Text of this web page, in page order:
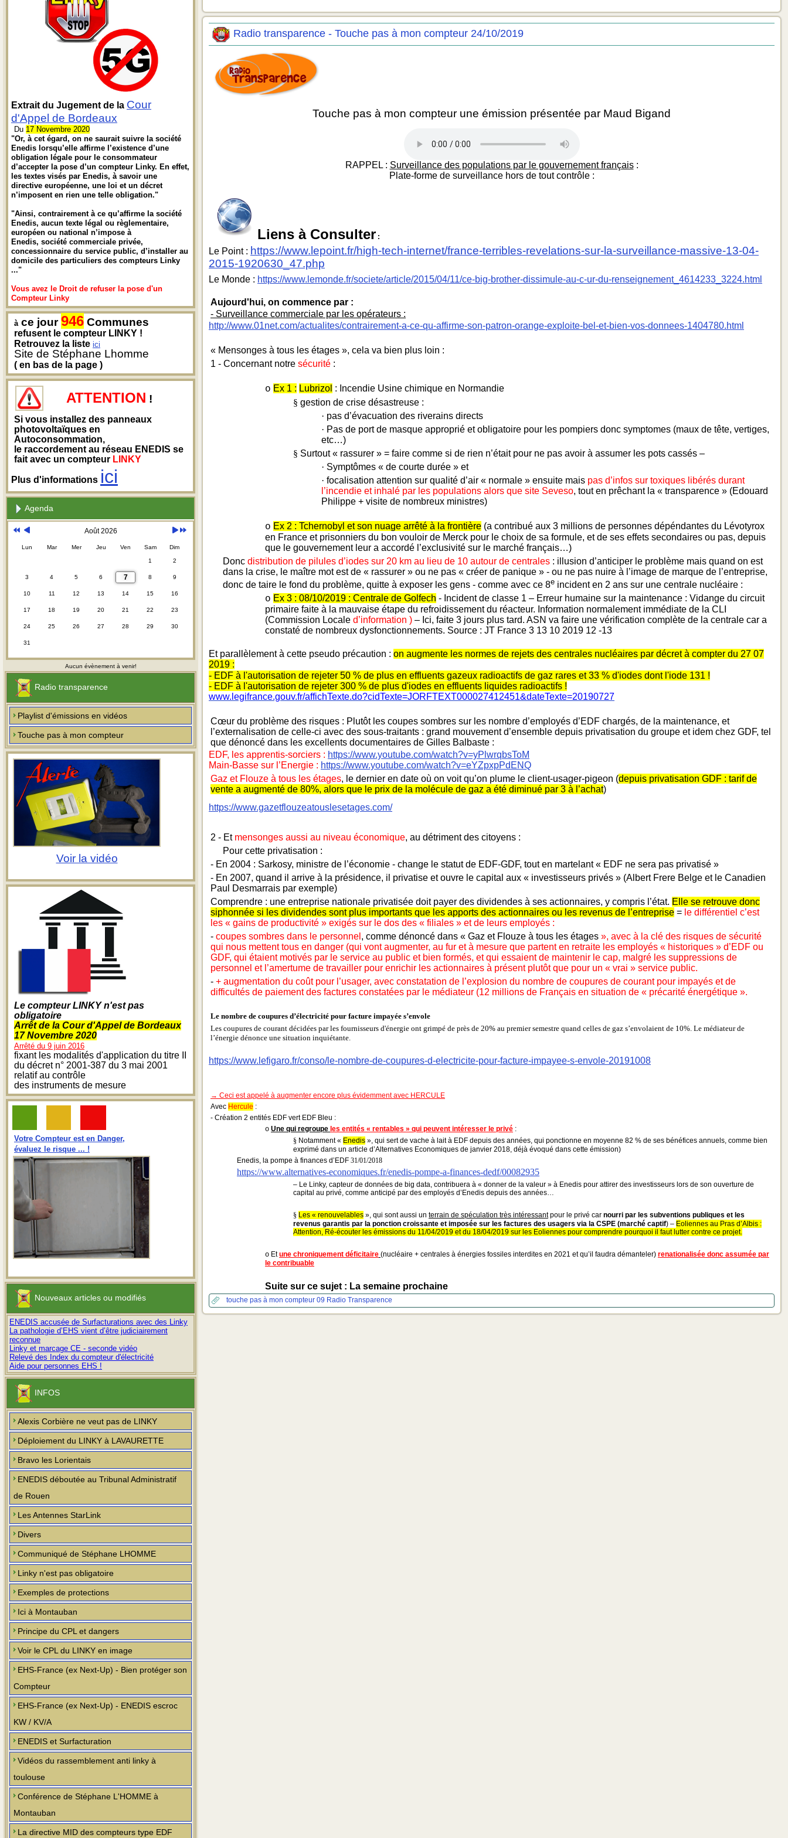
Extrait du Jugement de la Cour
d'Appel de Bordeaux
Du 17 Novembre 2020
"Or, à cet égard, on ne saurait suivre la société
Enedis lorsqu’elle affirme l’existence d’une
obligation légale pour le consommateur
d’accepter la pose d’un compteur Linky. En effet,
les textes visés par Enedis, à savoir une
directive européenne, une loi et un décret
n’imposent en rien une telle obligation."
"Ainsi, contrairement à ce qu’affirme la société
Enedis, aucun texte légal ou règlementaire,
européen ou national n’impose à
Enedis, société commerciale privée,
concessionnaire du service public, d’installer au
domicile des particuliers des compteurs Linky
..."
Vous avez le Droit de refuser la pose d'un
Compteur Linky
à ce jour946 Communes
refusent le compteur LINKY !
Retrouvez la liste ici
Site de Stéphane Lhomme
( en bas de la page )
ATTENTION !
Si vous installez des panneaux
photovoltaïques en
Autoconsommation,
le raccordement au réseau ENEDIS se
fait avec un compteur LINKY
Plus d'informations ici
Agenda
Août 2026
Lun Mar Mer Jeu Ven Sam Dim
1 2
3 4 5 6 7 8 9
10 11 12 13 14 15 16
17 18 19 20 21 22 23
24 25 26 27 28 29 30
31
Aucun évènement à venir!
Radio transparence
Playlist d'émissions en vidéos
Touche pas à mon compteur
Voir la vidéo
Le compteur LINKY n'est pas
obligatoire
Arrêt de la Cour d'Appel de Bordeaux
17 Novembre 2020
Arrêté du 9 juin 2016
fixant les modalités d'application du titre II
du décret n° 2001-387 du 3 mai 2001
relatif au contrôle
des instruments de mesure
Votre Compteur est en Danger,
évaluez le risque ... !
Nouveaux articles ou modifiés
ENEDIS accusée de Surfacturations avec des Linky
La pathologie d’EHS vient d’être judiciairement
reconnue
Linky et marcage CE - seconde vidéo
Relevé des Index du compteur d'électricité
Aide pour personnes EHS !
INFOS
Alexis Corbière ne veut pas de LINKY
Déploiement du LINKY à LAVAURETTE
Bravo les Lorientais
ENEDIS déboutée au Tribunal Administratif
de Rouen
Les Antennes StarLink
Divers
Communiqué de Stéphane LHOMME
Linky n'est pas obligatoire
Exemples de protections
Ici à Montauban
Principe du CPL et dangers
Voir le CPL du LINKY en image
EHS-France (ex Next-Up) - Bien protéger son
Compteur
EHS-France (ex Next-Up) - ENEDIS escroc
KW / KV/A
ENEDIS et Surfacturation
Vidéos du rassemblement anti linky à
toulouse
Conférence de Stéphane L'HOMME à
Montauban
La directive MID des compteurs type EDF
Radio transparence - Touche pas à mon compteur 24/10/2019
Touche pas à mon compteur une émission présentée par Maud Bigand
RAPPEL : Surveillance des populations par le gouvernement français:
Plate-forme de surveillance hors de tout contrôle :
Liens à Consulter :
Le Point : https://www.lepoint.fr/high-tech-internet/france-terribles-revelations-sur-la-surveillance-massive-13-04-
2015-1920630_47.php
Le Monde : https://www.lemonde.fr/societe/article/2015/04/11/ce-big-brother-dissimule-au-c-ur-du-renseignement_4614233_3224.html
Aujourd'hui, on commence par :
- Surveillance commerciale par les opérateurs :
http://www.01net.com/actualites/contrairement-a-ce-qu-affirme-son-patron-orange-exploite-bel-et-bien-vos-donnees-1404780.html
« Mensonges à tous les étages », cela va bien plus loin :
1 - Concernant notre sécurité :
o Ex 1 : Lubrizol : Incendie Usine chimique en Normandie
§ gestion de crise désastreuse :
· pas d’évacuation des riverains directs
· Pas de port de masque approprié et obligatoire pour les pompiers donc symptomes (maux de tête, vertiges,
etc…)
§ Surtout « rassurer » = faire comme si de rien n’était pour ne pas avoir à assumer les pots cassés –
· Symptômes « de courte durée » et
· focalisation attention sur qualité d’air « normale » ensuite mais pas d’infos sur toxiques libérés durant
l’incendie et inhalé par les populations alors que site Seveso, tout en prêchant la « transparence » (Edouard
Philippe + visite de nombreux ministres)
o Ex 2 : Tchernobyl et son nuage arrêté à la frontière (a contribué aux 3 millions de personnes dépéndantes du Lévotyrox
en France et prisonniers du bon vouloir de Merck pour le choix de sa formule, et de ses effets secondaires ou pas, depuis
que le gouvernement leur a accordé l’exclusivité sur le marché français…)
Doncdistribution de pilules d’iodes sur 20 km au lieu de 10 autour de centrales : illusion d’anticiper le problème mais quand on est
dans la crise, le maître mot est de « rassurer » ou ne pas « créer de panique » - ou ne pas nuire à l’image de marque de l’entreprise,
donc de taire le fond du problème, quitte à exposer les gens - comme avec ce 8e incident en 2 ans sur une centrale nucléaire :
o Ex 3 : 08/10/2019 : Centrale de Golfech - Incident de classe 1 – Erreur humaine sur la maintenance : Vidange du circuit
primaire faite à la mauvaise étape du refroidissement du réacteur. Information normalement immédiate de la CLI
(Commission Locale d’information ) – Ici, faite 3 jours plus tard. ASN va faire une vérification complète de la centrale car a
constaté de nombreux dysfonctionnements. Source : JT France 3 13 10 2019 12 -13
Et parallèlement à cette pseudo précaution : on augmente les normes de rejets des centrales nucléaires par décret à compter du 27 07
2019 :
- EDF à l'autorisation de rejeter 50 % de plus en effluents gazeux radioactifs de gaz rares et 33 % d'iodes dont l'iode 131 !
- EDF à l'autorisation de rejeter 300 % de plus d'iodes en effluents liquides radioactifs !
www.legifrance.gouv.fr/affichTexte.do?cidTexte=JORFTEXT000027412451&dateTexte=20190727
Cœur du problème des risques : Plutôt les coupes sombres sur les nombre d’employés d’EDF chargés, de la maintenance, et
l’externalisation de celle-ci avec des sous-traitants : grand mouvement d’ensemble depuis privatisation du groupe et idem chez GDF, tel
que dénoncé dans les excellents documentaires de Gilles Balbaste :
EDF, les apprentis-sorciers : https://www.youtube.com/watch?v=yPlwrqbsToM
Main-Basse sur l’Energie : https://www.youtube.com/watch?v=eYZpxpPdENQ
Gaz et Flouze à tous les étages, le dernier en date où on voit qu’on plume le client-usager-pigeon (depuis privatisation GDF : tarif de
vente a augmenté de 80%, alors que le prix de la molécule de gaz a été diminué par 3 à l’achat)
https://www.gazetflouzeatouslesetages.com/
2 - Et mensonges aussi au niveau économique, au détriment des citoyens :
Pour cette privatisation :
- En 2004 : Sarkosy, ministre de l’économie - change le statut de EDF-GDF, tout en martelant « EDF ne sera pas privatisé »
- En 2007, quand il arrive à la présidence, il privatise et ouvre le capital aux « investisseurs privés » (Albert Frere Belge et le Canadien
Paul Desmarrais par exemple)
Comprendre : une entreprise nationale privatisée doit payer des dividendes à ses actionnaires, y compris l’état. Elle se retrouve donc
siphonnée si les dividendes sont plus importants que les apports des actionnaires ou les revenus de l’entreprise = le différentiel c’est
les « gains de productivité » exigés sur le dos des « filiales » et de leurs employés :
- coupes sombres dans le personnel , comme dénoncé dans « Gaz et Flouze à tous les étages », avec à la clé des risques de sécurité
qui nous mettent tous en danger (qui vont augmenter, au fur et à mesure que partent en retraite les employés « historiques » d’EDF ou
GDF, qui étaient motivés par le service au public et bien formés, et qui essaient de maintenir le cap, malgré les suppressions de
personnel et l’amertume de travailler pour enrichir les actionnaires à présent plutôt que pour un « vrai » service public.
- + augmentation du coût pour l’usager, avec constatation de l’explosion du nombre de coupures de courant pour impayés et de
difficultés de paiement des factures constatées par le médiateur (12 millions de Français en situation de « précarité énergétique ».
Le nombre de coupures d’électricité pour facture impayée s’envole
Les coupures de courant décidées par les fournisseurs d'énergie ont grimpé de près de 20% au premier semestre quand celles de gaz s’envolaient de 10%. Le médiateur de
l’énergie dénonce une situation inquiétante.
https://www.lefigaro.fr/conso/le-nombre-de-coupures-d-electricite-pour-facture-impayee-s-envole-20191008
→ Ceci est appelé à augmenter encore plus évidemment avec HERCULE
Avec Hercule :
- Création 2 entités EDF vert EDF Bleu :
o Une qui regroupe les entités « rentables » qui peuvent intéresser le privé :
§ Notamment « Enedis », qui sert de vache à lait à EDF depuis des années, qui ponctionne en moyenne 82 % de ses bénéfices annuels, comme bien
exprimé dans un article d’Alternatives Economiques de janvier 2018, déjà évoqué dans cette émission)
Enedis, la pompe à finances d’EDF 31/01/2018
https://www.alternatives-economiques.fr/enedis-pompe-a-finances-dedf/00082935
– Le Linky, capteur de données de big data, contribuera à « donner de la valeur » à Enedis pour attirer des investisseurs lors de son ouverture de
capital au privé, comme anticipé par des employés d’Enedis depuis des années…
§ Les « renouvelables », qui sont aussi un terrain de spéculation très intéressantpour le privé car nourri par les subventions publiques et les
revenus garantis par la ponction croissante et imposée sur les factures des usagers via la CSPE (marché captif) – Eoliennes au Pras d’Albis :
Attention, Ré-écouter les émissions du 11/04/2019 et du 18/04/2019 sur les Eoliennes pour comprendre pourquoi il faut lutter contre ce projet.
o Etune chroniquement déficitaire (nucléaire + centrales à énergies fossiles interdites en 2021 et qu’il faudra démanteler) renationalisée donc assumée par
le contribuable
Suite sur ce sujet : La semaine prochaine
touche pas à mon compteur 09 Radio Transparence